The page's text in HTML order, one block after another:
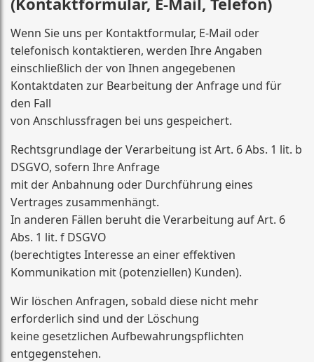
Wenn Sie uns per Kontaktformular, E-Mail oder
telefonisch kontaktieren, werden Ihre Angaben
einschließlich der von Ihnen angegebenen
Kontaktdaten zur Bearbeitung der Anfrage und für
den Fall
von Anschlussfragen bei uns gespeichert.
Rechtsgrundlage der Verarbeitung ist Art. 6 Abs. 1 lit. b
DSGVO, sofern Ihre Anfrage
mit der Anbahnung oder Durchführung eines
Vertrages zusammenhängt.
In anderen Fällen beruht die Verarbeitung auf Art. 6
Abs. 1 lit. f DSGVO
(berechtigtes Interesse an einer effektiven
Kommunikation mit (potenziellen) Kunden).
Wir löschen Anfragen, sobald diese nicht mehr
erforderlich sind und der Löschung
keine gesetzlichen Aufbewahrungspflichten
entgegenstehen.